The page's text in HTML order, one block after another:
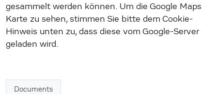
gesammelt werden können. Um die Google Maps
Karte zu sehen, stimmen Sie bitte dem Cookie-
Hinweis unten zu, dass diese vom Google-Server
geladen wird.
Documents